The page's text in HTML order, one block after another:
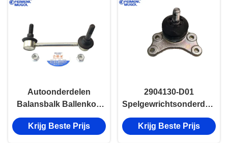
Autoonderdelen
Balansbalk Ballenkop
Voorkant H2
2906150XSZ08A
Krijg Beste Prijs
2904130-D01
Spelgewrichtsonderdelen
voor de Grote Muur
GW1020
Krijg Beste Prijs